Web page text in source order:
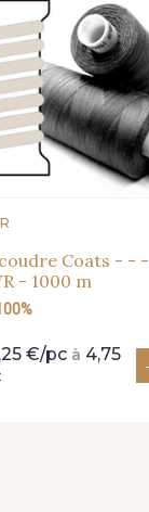
Coats - - -
- 1000 m
€/pc à 4,75